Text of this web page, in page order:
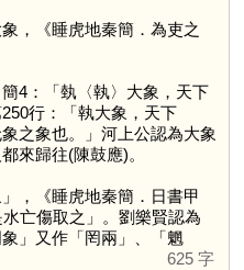
《睡虎地秦簡．為吏之
：「埶〈執〉大象，天下
行：「執大象，天下
之象也。」河上公認為大象
來歸往(陳鼓應)。
」，《睡虎地秦簡．日書甲
亡傷取之」。劉樂賢認為
」又作「罔兩」、「魍
625 字